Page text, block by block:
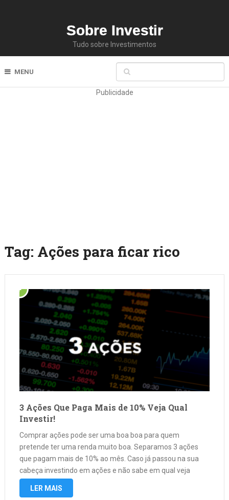
Sobre Investir
Tudo sobre Investimentos
MENU
Publicidade
Tag: Ações para ficar rico
3 Ações Que Paga Mais de 10% Veja Qual
Investir!
Comprar ações pode ser uma boa boa para quem
pretende ter uma renda muito boa. Separamos 3 ações
que pagam mais de 10% ao mês. Caso já passou na sua
cabeça investindo em ações e não sabe em qual veja
conheça essas 3 ações; EDP ​​BRASIL …
LER MAIS